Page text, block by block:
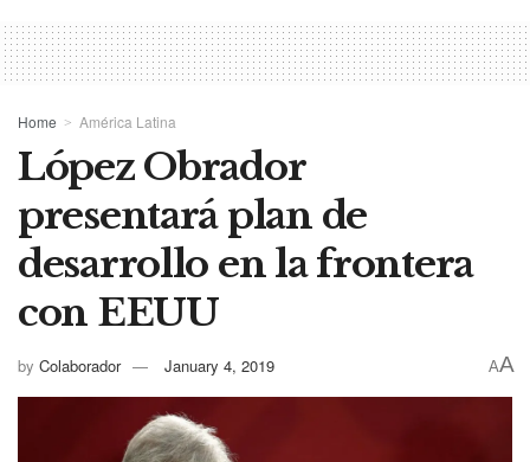
Home América Latina
López Obrador
presentará plan de
desarrollo en la frontera
con EEUU
by Colaborador January 4, 2019 AA